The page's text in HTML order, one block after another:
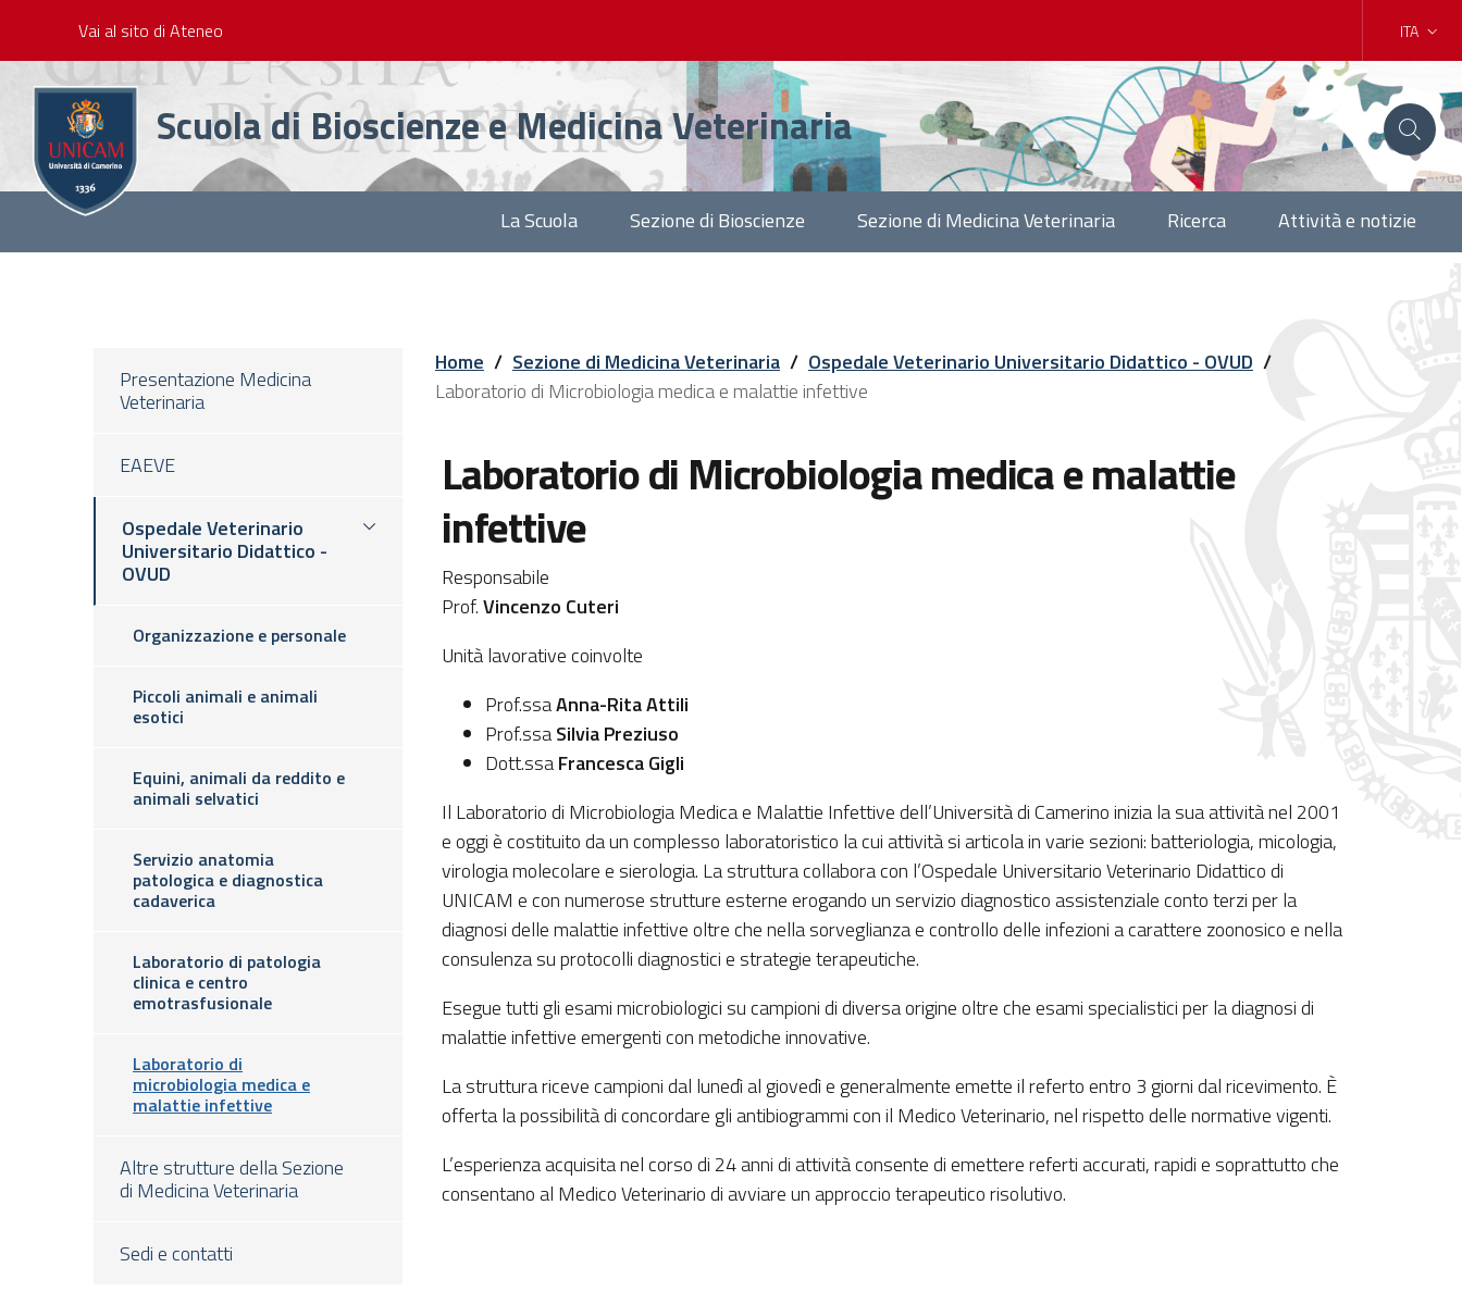
principale
SlimVai al sito di Ateneo ITA
Scuola di Bioscienze e Medicina Veterinaria
Main
Menu
La Scuola Sezione di Bioscienze Sezione di Medicina Veterinaria Ricerca Attività e notizie
Presentazione Medicina
Veterinaria
EAEVE
Ospedale Veterinario
Universitario Didattico -
OVUD
Organizzazione e personale
Piccoli animali e animali
esotici
Equini, animali da reddito e
animali selvatici
Servizio anatomia
patologica e diagnostica
cadaverica
Laboratorio di patologia
clinica e centro
emotrasfusionale
Laboratorio di
microbiologia medica e
malattie infettive
Altre strutture della Sezione
di Medicina Veterinaria
Sedi e contatti
Home / Sezione di Medicina Veterinaria / Ospedale Veterinario Universitario Didattico - OVUD /
Laboratorio di Microbiologia medica e malattie infettive
Laboratorio di Microbiologia medica e malattie
infettive
Responsabile
Prof.Vincenzo Cuteri
Unità lavorative coinvolte
Prof.ssaAnna-Rita Attili
Prof.ssaSilvia Preziuso
Dott.ssaFrancesca Gigli
Il Laboratorio di Microbiologia Medica e Malattie Infettive dell’Università di Camerino inizia la sua attività nel 2001
e oggi è costituito da un complesso laboratoristico la cui attività si articola in varie sezioni: batteriologia, micologia,
virologia molecolare e sierologia. La struttura collabora con l’Ospedale Universitario Veterinario Didattico di
UNICAM e con numerose strutture esterne erogando un servizio diagnostico assistenziale conto terzi per la
diagnosi delle malattie infettive oltre che nella sorveglianza e controllo delle infezioni a carattere zoonosico e nella
consulenza su protocolli diagnostici e strategie terapeutiche.
Esegue tutti gli esami microbiologici su campioni di diversa origine oltre che esami specialistici per la diagnosi di
malattie infettive emergenti con metodiche innovative.
La struttura riceve campioni dal lunedì al giovedì e generalmente emette il referto entro 3 giorni dal ricevimento. È
offerta la possibilità di concordare gli antibiogrammi con il Medico Veterinario, nel rispetto delle normative vigenti.
L’esperienza acquisita nel corso di 24 anni di attività consente di emettere referti accurati, rapidi e soprattutto che
consentano al Medico Veterinario di avviare un approccio terapeutico risolutivo.